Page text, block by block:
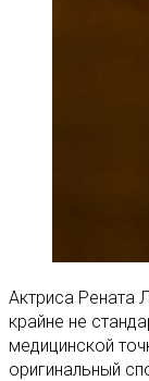
Актриса Рената
крайне не
медицинской
оригинальный